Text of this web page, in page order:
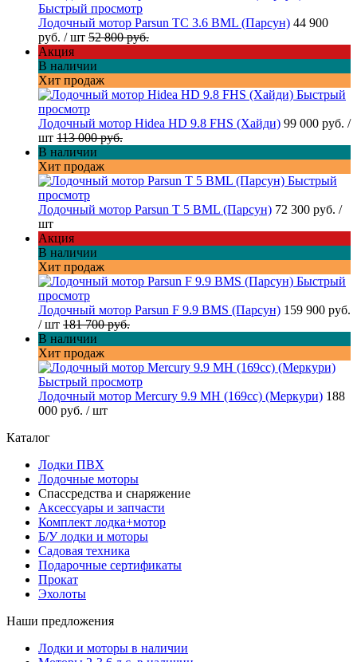
Быстрый просмотр
Лодочный мотор Parsun TC 3.6 BML (Парсун) 44 900
руб. / шт 52 800 руб.
Акция
В наличии
Хит продаж
Быстрый
просмотр
Лодочный мотор Hidea HD 9.8 FHS (Хайди) 99 000 руб. /
шт 113 000 руб.
В наличии
Хит продаж
Быстрый
просмотр
Лодочный мотор Parsun T 5 BML (Парсун) 72 300 руб. /
шт
Акция
В наличии
Хит продаж
Быстрый
просмотр
Лодочный мотор Parsun F 9.9 BMS (Парсун) 159 900 руб.
/ шт 181 700 руб.
В наличии
Хит продаж
Быстрый просмотр
Лодочный мотор Mercury 9.9 MH (169cc) (Меркури) 188
000 руб. / шт
Каталог
Лодки ПВХ
Лодочные моторы
Спассредства и снаряжение
Аксессуары и запчасти
Комплект лодка+мотор
Б/У лодки и моторы
Садовая техника
Подарочные сертификаты
Прокат
Эхолоты
Наши предложения
Лодки и моторы в наличии